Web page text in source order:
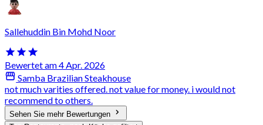
Sallehuddin Bin Mohd Noor
Bewertet am 4 Apr. 2026
Samba Brazilian Steakhouse
not much varities offered. not value for money. i would not
recommend to others.
Sehen Sie mehr Bewertungen